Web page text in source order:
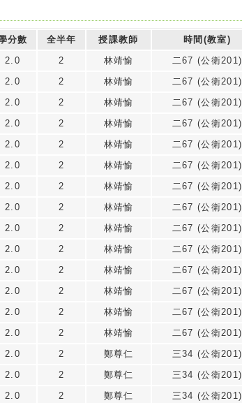
分數 全半年 授課教師
時間(教室)
2.0 2 林靖愉
二67 (公衛201)
2.0 2 林靖愉
二67 (公衛201)
2.0 2 林靖愉
二67 (公衛201)
2.0 2 林靖愉
二67 (公衛201)
2.0 2 林靖愉
二67 (公衛201)
2.0 2 林靖愉
二67 (公衛201)
2.0 2 林靖愉
二67 (公衛201)
2.0 2 林靖愉
二67 (公衛201)
2.0 2 林靖愉
二67 (公衛201)
2.0 2 林靖愉
二67 (公衛201)
2.0 2 林靖愉
二67 (公衛201)
2.0 2 林靖愉
二67 (公衛201)
2.0 2 林靖愉
二67 (公衛201)
2.0 2 林靖愉
二67 (公衛201)
2.0 2 鄭尊仁
三34 (公衛201)
2.0 2 鄭尊仁
三34 (公衛201)
2.0 2 鄭尊仁
三34 (公衛201)